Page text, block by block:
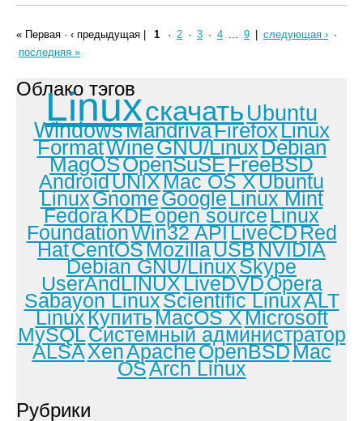
« Первая · ‹ предыдущая 1 · 2 · 3 · 4 ... 9 следующая › ·
последняя »
Облако тэгов
Linuxскачать Ubuntu
WindowsMandrivaFirefoxLinux
FormatWineGNU/LinuxDebian
MagOSOpenSuSEFreeBSD
AndroidUNIXMac OS XUbuntu
LinuxGnomeGoogleLinux Mint
FedoraKDEopen sourceLinux
FoundationWin32 APILiveCDRed
HatCentOSMozillaUSBNVIDIA
Debian GNU/LinuxSkype
UserAndLINUXLiveDVDOpera
Sabayon LinuxScientific LinuxALT
LinuxКупитьMacOS XMicrosoft
MySQLСистемный администратор
ALSAXenApacheOpenBSDMac
OSArch Linux
Рубрики